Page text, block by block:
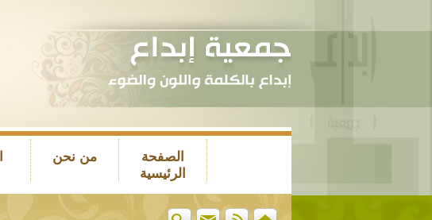
الصفحة
الرئيسية
من نحن